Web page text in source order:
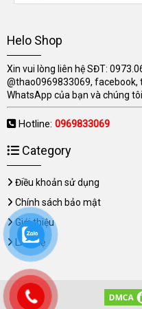
Helo Shop
Xin vui lòng liên hệ SĐT:
@thao0969833069, facebook,
WhatsApp của bạn và chúng
Hotline: 0969833069
Category
Điều khoản sử dụng
Chính sách bảo mật
Giới thiệu
Liên hệ